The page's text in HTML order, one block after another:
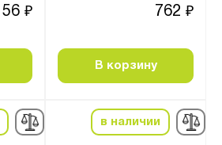
56 ₽ 762 ₽
В корзину
в наличии